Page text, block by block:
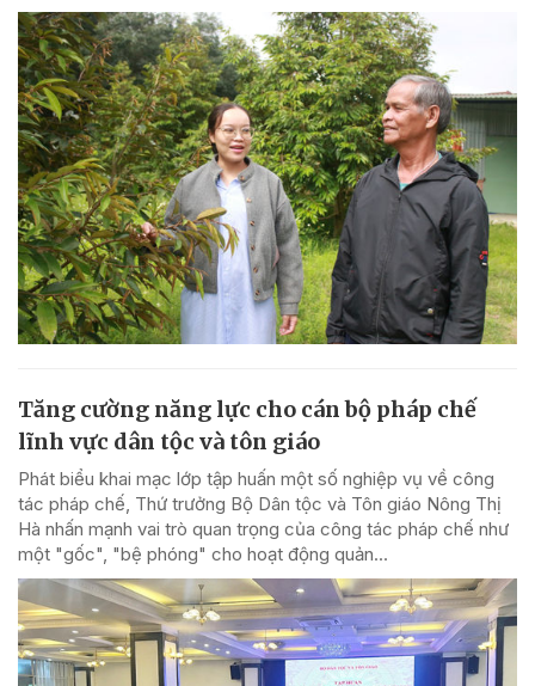
Tăng cường năng lực cho cán bộ pháp chế
lĩnh vực dân tộc và tôn giáo
Phát biểu khai mạc lớp tập huấn một số nghiệp vụ về công
tác pháp chế, Thứ trưởng Bộ Dân tộc và Tôn giáo Nông Thị
Hà nhấn mạnh vai trò quan trọng của công tác pháp chế như
một "gốc", "bệ phóng" cho hoạt động quản...